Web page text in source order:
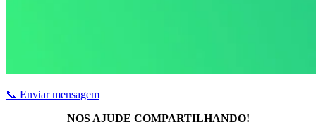
📞 Enviar mensagem
NOS AJUDE COMPARTILHANDO!